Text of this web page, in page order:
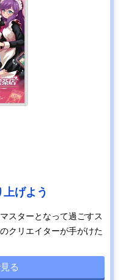
げよう
スターとなって過ごすス
クリエイターが手がけた
る